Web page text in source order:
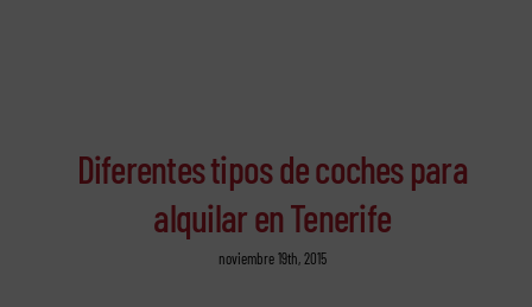
Diferentes tipos de coches para
alquilar en Tenerife
noviembre 19th, 2015